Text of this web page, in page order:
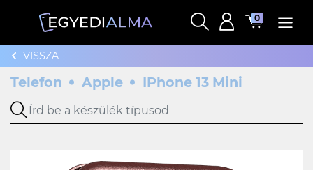
0
VISSZA
Telefon Apple IPhone 13 Mini